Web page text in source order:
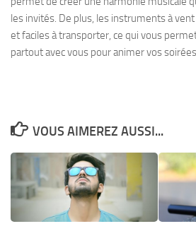
les invités. De plus, les instruments à
et faciles à transporter, ce qui vous
partout avec vous pour animer vos
VOUS AIMEREZ AUSSI...